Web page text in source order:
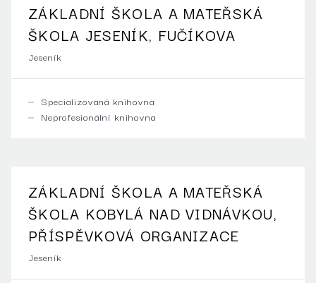
ZÁKLADNÍ ŠKOLA A MATEŘSKÁ
ŠKOLA JESENÍK, FUČÍKOVA
Jeseník
Specializovaná knihovna
Neprofesionální knihovna
ZÁKLADNÍ ŠKOLA A MATEŘSKÁ
ŠKOLA KOBYLÁ NAD VIDNÁVKOU,
PŘÍSPĚVKOVÁ ORGANIZACE
Jeseník